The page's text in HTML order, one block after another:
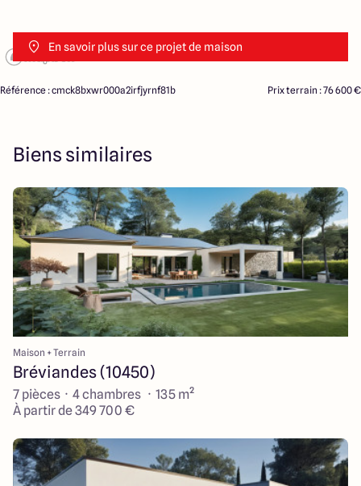
En savoir plus sur ce projet de maison
Référence : cmck8bxwr000a2irfjyrnf81b Prix terrain : 76 600 €
Biens similaires
Maison + Terrain
Bréviandes (10450)
7 pièces · 4 chambres · 135 m²
À partir de 349 700 €